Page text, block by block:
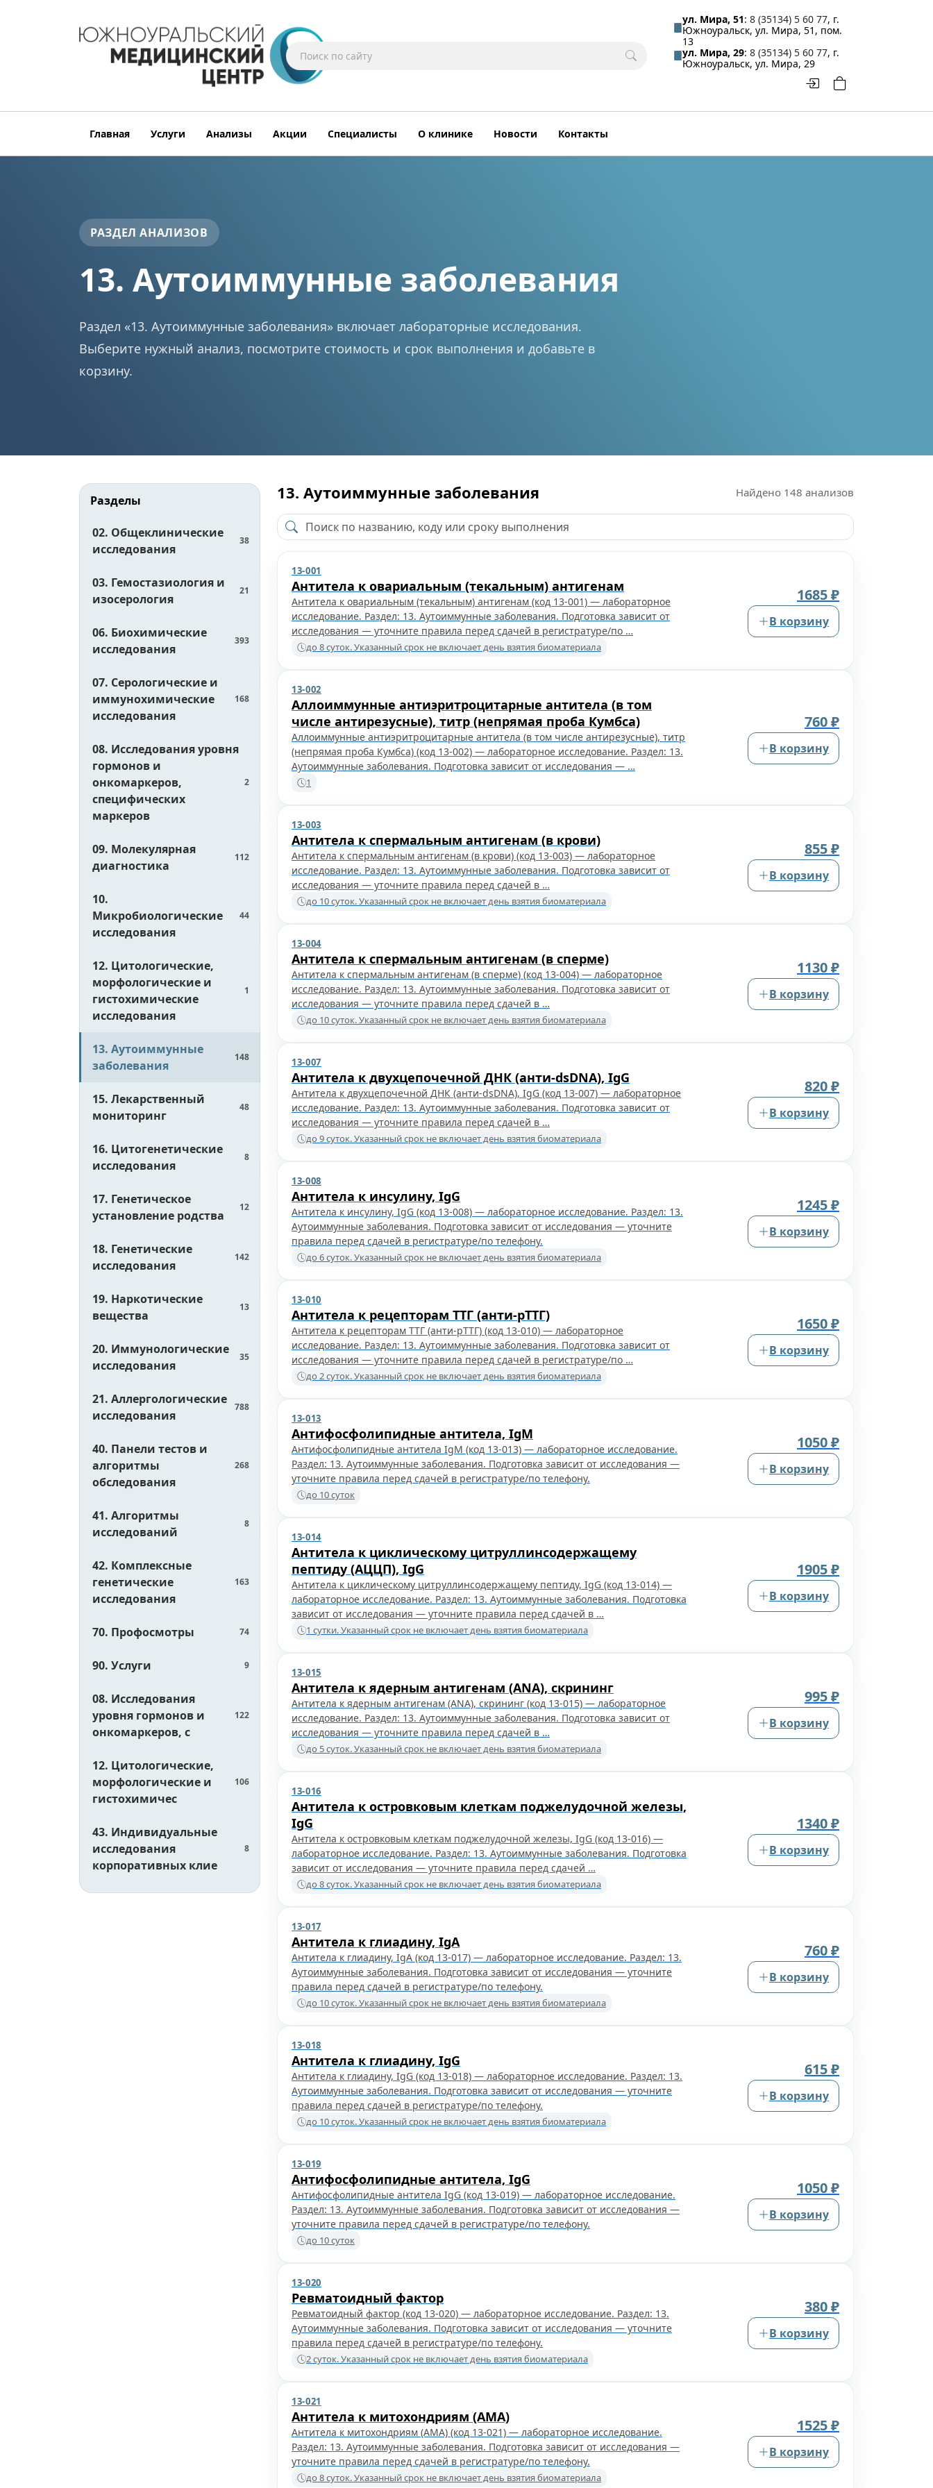
ул. Мира, 51: 8 (35134) 5 60 77, г.
Южноуральск, ул. Мира, 51, пом.
13
ул. Мира, 29:8 (35134) 5 60 77, г.
Южноуральск, ул. Мира, 29
Главная Услуги Анализы Акции Специалисты О клинике Новости Контакты
РАЗДЕЛ АНАЛИЗОВ
13. Аутоиммунные заболевания
Раздел «13. Аутоиммунные заболевания» включает лабораторные исследования.
Выберите нужный анализ, посмотрите стоимость и срок выполнения и добавьте в
корзину.
Разделы
02. Общеклинические
исследования
38
03. Гемостазиология и
изосерология
21
06. Биохимические
исследования
393
07. Серологические и
иммунохимические
исследования
168
08. Исследования уровня
гормонов и
онкомаркеров,
специфических
маркеров
2
09. Молекулярная
диагностика
112
10.
Микробиологические
исследования
44
12. Цитологические,
морфологические и
гистохимические
исследования
1
13. Аутоиммунные
заболевания
148
15. Лекарственный
мониторинг
48
16. Цитогенетические
исследования
8
17. Генетическое
установление родства
12
18. Генетические
исследования
142
19. Наркотические
вещества
13
20. Иммунологические
исследования
35
21. Аллергологические
исследования
788
40. Панели тестов и
алгоритмы
обследования
268
41. Алгоритмы
исследований
8
42. Комплексные
генетические
исследования
163
70. Профосмотры 74
90. Услуги 9
08. Исследования
уровня гормонов и
онкомаркеров, с
122
12. Цитологические,
морфологические и
гистохимичес
106
43. Индивидуальные
исследования
корпоративных клие
8
13. Аутоиммунные заболевания Найдено 148 анализов
13-001
Антитела к овариальным (текальным) антигенам
Антитела к овариальным (текальным) антигенам (код 13-001) — лабораторное
исследование. Раздел: 13. Аутоиммунные заболевания. Подготовка зависит от
исследования — уточните правила перед сдачей в регистратуре/по …
до 8 суток. Указанный срок не включает день взятия биоматериала
1685 ₽
В корзину
13-002
Аллоиммунные антиэритроцитарные антитела (в том
числе антирезусные), титр (непрямая проба Кумбса)
Аллоиммунные антиэритроцитарные антитела (в том числе антирезусные), титр
(непрямая проба Кумбса) (код 13-002) — лабораторное исследование. Раздел: 13.
Аутоиммунные заболевания. Подготовка зависит от исследования — …
1
760 ₽
В корзину
13-003
Антитела к спермальным антигенам (в крови)
Антитела к спермальным антигенам (в крови) (код 13-003) — лабораторное
исследование. Раздел: 13. Аутоиммунные заболевания. Подготовка зависит от
исследования — уточните правила перед сдачей в …
до 10 суток. Указанный срок не включает день взятия биоматериала
855 ₽
В корзину
13-004
Антитела к спермальным антигенам (в сперме)
Антитела к спермальным антигенам (в сперме) (код 13-004) — лабораторное
исследование. Раздел: 13. Аутоиммунные заболевания. Подготовка зависит от
исследования — уточните правила перед сдачей в …
до 10 суток. Указанный срок не включает день взятия биоматериала
1130 ₽
В корзину
13-007
Антитела к двухцепочечной ДНК (анти-dsDNA), IgG
Антитела к двухцепочечной ДНК (анти-dsDNA), IgG (код 13-007) — лабораторное
исследование. Раздел: 13. Аутоиммунные заболевания. Подготовка зависит от
исследования — уточните правила перед сдачей в …
до 9 суток. Указанный срок не включает день взятия биоматериала
820 ₽
В корзину
13-008
Антитела к инсулину, IgG
Антитела к инсулину, IgG (код 13-008) — лабораторное исследование. Раздел: 13.
Аутоиммунные заболевания. Подготовка зависит от исследования — уточните
правила перед сдачей в регистратуре/по телефону.
до 6 суток. Указанный срок не включает день взятия биоматериала
1245 ₽
В корзину
13-010
Антитела к рецепторам ТТГ (анти-pTTГ)
Антитела к рецепторам ТТГ (анти-pTTГ) (код 13-010) — лабораторное
исследование. Раздел: 13. Аутоиммунные заболевания. Подготовка зависит от
исследования — уточните правила перед сдачей в регистратуре/по …
до 2 суток. Указанный срок не включает день взятия биоматериала
1650 ₽
В корзину
13-013
Антифосфолипидные антитела, IgM
Антифосфолипидные антитела IgM (код 13-013) — лабораторное исследование.
Раздел: 13. Аутоиммунные заболевания. Подготовка зависит от исследования —
уточните правила перед сдачей в регистратуре/по телефону.
до 10 суток
1050 ₽
В корзину
13-014
Антитела к циклическому цитруллинсодержащему
пептиду (АЦЦП), IgG
Антитела к циклическому цитруллинсодержащему пептиду, IgG (код 13-014) —
лабораторное исследование. Раздел: 13. Аутоиммунные заболевания. Подготовка
зависит от исследования — уточните правила перед сдачей в …
1 сутки. Указанный срок не включает день взятия биоматериала
1905 ₽
В корзину
13-015
Антитела к ядерным антигенам (ANA), скрининг
Антитела к ядерным антигенам (ANA), скрининг (код 13-015) — лабораторное
исследование. Раздел: 13. Аутоиммунные заболевания. Подготовка зависит от
исследования — уточните правила перед сдачей в …
до 5 суток. Указанный срок не включает день взятия биоматериала
995 ₽
В корзину
13-016
Антитела к островковым клеткам поджелудочной железы,
IgG
Антитела к островковым клеткам поджелудочной железы, IgG (код 13-016) —
лабораторное исследование. Раздел: 13. Аутоиммунные заболевания. Подготовка
зависит от исследования — уточните правила перед сдачей …
до 8 суток. Указанный срок не включает день взятия биоматериала
1340 ₽
В корзину
13-017
Антитела к глиадину, IgA
Антитела к глиадину, IgA (код 13-017) — лабораторное исследование. Раздел: 13.
Аутоиммунные заболевания. Подготовка зависит от исследования — уточните
правила перед сдачей в регистратуре/по телефону.
до 10 суток. Указанный срок не включает день взятия биоматериала
760 ₽
В корзину
13-018
Антитела к глиадину, IgG
Антитела к глиадину, IgG (код 13-018) — лабораторное исследование. Раздел: 13.
Аутоиммунные заболевания. Подготовка зависит от исследования — уточните
правила перед сдачей в регистратуре/по телефону.
до 10 суток. Указанный срок не включает день взятия биоматериала
615 ₽
В корзину
13-019
Антифосфолипидные антитела, IgG
Антифосфолипидные антитела IgG (код 13-019) — лабораторное исследование.
Раздел: 13. Аутоиммунные заболевания. Подготовка зависит от исследования —
уточните правила перед сдачей в регистратуре/по телефону.
до 10 суток
1050 ₽
В корзину
13-020
Ревматоидный фактор
Ревматоидный фактор (код 13-020) — лабораторное исследование. Раздел: 13.
Аутоиммунные заболевания. Подготовка зависит от исследования — уточните
правила перед сдачей в регистратуре/по телефону.
2 суток. Указанный срок не включает день взятия биоматериала
380 ₽
В корзину
13-021
Антитела к митохондриям (AMA)
Антитела к митохондриям (AMA) (код 13-021) — лабораторное исследование.
Раздел: 13. Аутоиммунные заболевания. Подготовка зависит от исследования —
уточните правила перед сдачей в регистратуре/по телефону.
до 8 суток. Указанный срок не включает день взятия биоматериала
1525 ₽
В корзину